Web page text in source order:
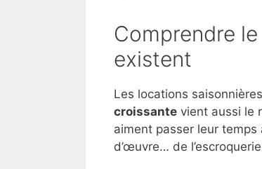
Comprendre
existent
Les locations
croissante vient aussi le
aiment passer leur
d’œuvre… de